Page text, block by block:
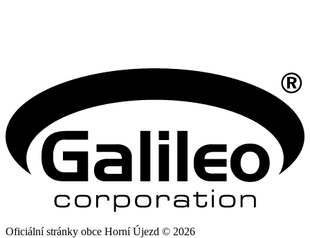
Oficiální stránky obce Horní Újezd © 2026